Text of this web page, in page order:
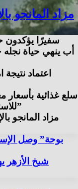
مزاد المانجو
30 سفيرًا
أب ينهي حياة نجله
اعتماد نتيجة
سلع غذائية بأسعار
للاستفادة من عروض منافذ “مستقبل مصر”
مزاد المانجو
شيخ الأزهر